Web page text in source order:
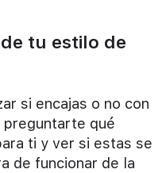
tu estilo de
si encajas o no con
preguntarte qué
ti y ver si estas se
de funcionar de la